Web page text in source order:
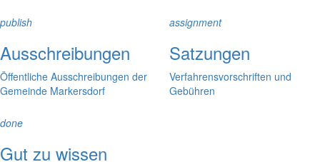
publish
Ausschreibungen
Öffentliche Ausschreibungen der
Gemeinde Markersdorf
assignment
Satzungen
Verfahrensvorschriften und
Gebühren
done
Gut zu wissen